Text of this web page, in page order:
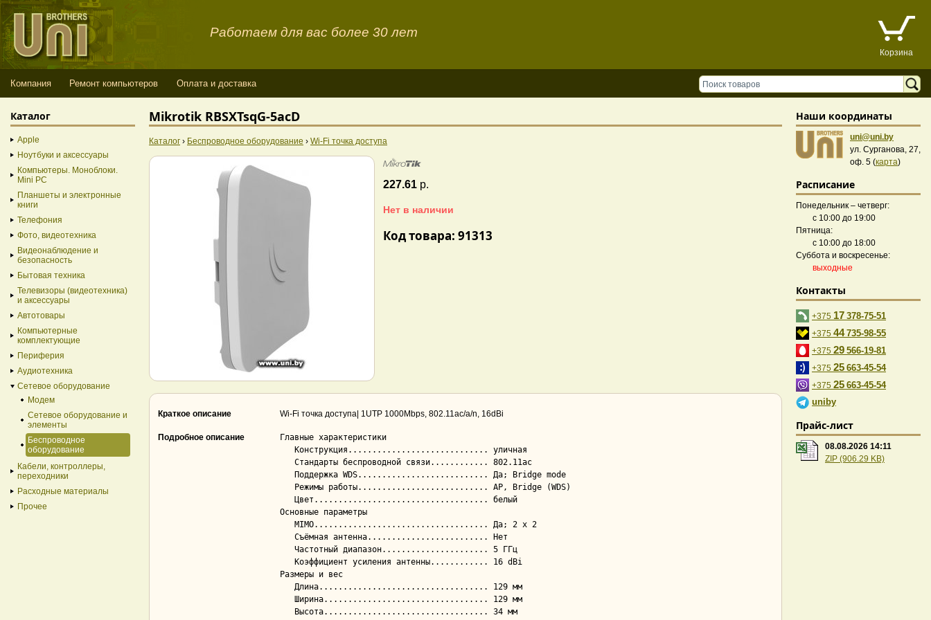
Работаем для вас более 30 лет
Корзина
Компания Ремонт компьютеров Оплата и доставка
Mikrotik RBSXTsqG-5acD
Каталог › Беспроводное оборудование › Wi-Fi точка доступа
227.61 р.
Нет в наличии
Код товара: 91313
Краткое описание Wi-Fi точка доступа| 1UTP 1000Mbps, 802.11ac/a/n, 16dBi
Подробное описание
Главные характеристики
Основные параметры
Размеры и вес
Каталог
Apple
Ноутбуки и аксессуары
Компьютеры. Моноблоки.
Mini PC
Планшеты и электронные
книги
Телефония
Фото, видеотехника
Видеонаблюдение и
безопасность
Бытовая техника
Телевизоры (видеотехника)
и аксессуары
Автотовары
Компьютерные
комплектующие
Периферия
Аудиотехника
Сетевое оборудование
Модем
Сетевое оборудование и
элементы
Беспроводное
оборудование
Кабели, контроллеры,
переходники
Расходные материалы
Прочее
Наши координаты
uni@uni.by
ул. Сурганова, 27,
оф. 5 (карта)
Расписание
Понедельник – четверг:
с 10:00 до 19:00
Пятница:
с 10:00 до 18:00
Суббота и воскресенье:
выходные
Контакты
+375 17 378-75-51
+375 44 735-98-55
+375 29 566-19-81
+375 25 663-45-54
+375 25 663-45-54
uniby
Прайс-лист
08.08.2026 14:11
ZIP (906.29 KB)